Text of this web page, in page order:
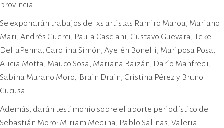
provincia.
Se expondrán trabajos de lxs artistas Ramiro Maroa, Mariano
Mari, Andrés Guerci, Paula Casciani, Gustavo Guevara, Teke
DellaPenna, Carolina Simón, Ayelén Bonelli, Mariposa Posa,
Alicia Motta, Mauco Sosa, Mariana Baizán, Darío Manfredi,
Sabina Murano Moro, Brain Drain, Cristina Pérez y Bruno
Cucusa.
Además, darán testimonio sobre el aporte periodístico de
Sebastián Moro: Miriam Medina, Pablo Salinas, Valeria